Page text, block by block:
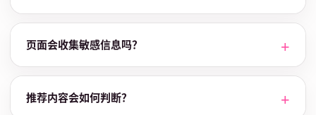
页面会收集敏感信息吗？
推荐内容会如何判断？